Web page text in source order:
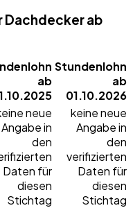
Dachdecker ab
ab
Stundenlohn
ab
01.10.2026
neue
Angabe in
den
Daten für
diesen
Stichtag
keine neue
Angabe in
den
verifizierten
Daten für
diesen
Stichtag